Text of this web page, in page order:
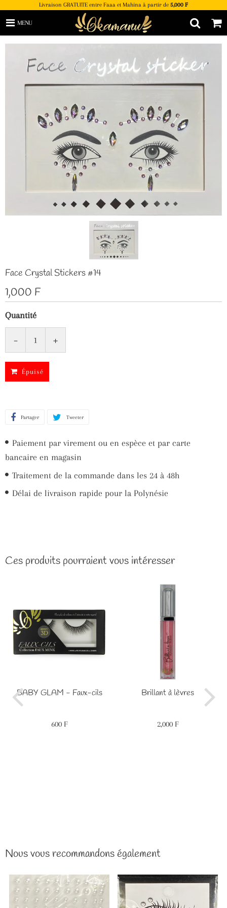
Livraison GRATUITE entre Faaa et Mahina à partir de 5,000 F
MENU
Face Crystal Stickers #14
1,000 F
Quantité
+
-
Épuisé
Partager Partager
Facebook
Tweeter
Twitter
Paiement par virement ou en espèce et par carte
bancaire en magasin
Traitement de la commande dans les 24 à 48h
Délai de livraison rapide pour la Polynésie
Ces produits pourraient vous intéresser
BABY GLAM - Faux-cils
Prix
600 F600
Brillant à lèvres
Prix
2,000 F2,000
Nous vous recommandons également